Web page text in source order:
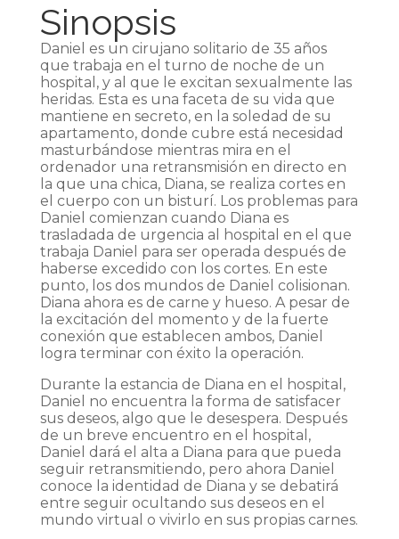
Sinopsis
Daniel es un cirujano solitario de 35 años
que trabaja en el turno de noche de un
hospital, y al que le excitan sexualmente las
heridas. Esta es una faceta de su vida que
mantiene en secreto, en la soledad de su
apartamento, donde cubre está necesidad
masturbándose mientras mira en el
ordenador una retransmisión en directo en
la que una chica, Diana, se realiza cortes en
el cuerpo con un bisturí. Los problemas para
Daniel comienzan cuando Diana es
trasladada de urgencia al hospital en el que
trabaja Daniel para ser operada después de
haberse excedido con los cortes. En este
punto, los dos mundos de Daniel colisionan.
Diana ahora es de carne y hueso. A pesar de
la excitación del momento y de la fuerte
conexión que establecen ambos, Daniel
logra terminar con éxito la operación.
Durante la estancia de Diana en el hospital,
Daniel no encuentra la forma de satisfacer
sus deseos, algo que le desespera. Después
de un breve encuentro en el hospital,
Daniel dará el alta a Diana para que pueda
seguir retransmitiendo, pero ahora Daniel
conoce la identidad de Diana y se debatirá
entre seguir ocultando sus deseos en el
mundo virtual o vivirlo en sus propias carnes.